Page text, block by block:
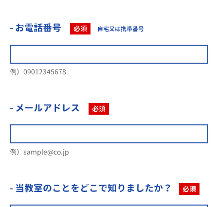
- お電話番号 必須 自宅又は携帯番号
例）09012345678
- メールアドレス 必須
例）sample@co.jp
- 当教室のことをどこで知りましたか？ 必須